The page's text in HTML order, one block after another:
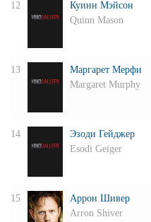
12
Куинн Мэйсон
Quinn Mason
13
Маргарет Мерфи
Margaret Murphy
14
Эзоди Гейджер
Esodi Geiger
15
Аррон Шивер
Arron Shiver